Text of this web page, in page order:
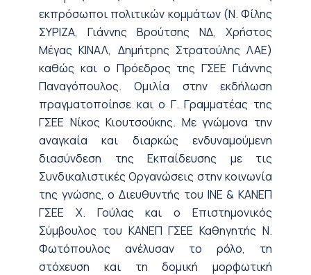
εκπρόσωποι πολιτικών κομμάτων (Ν. Φίλης
ΣΥΡΙΖΑ, Γιάννης Βρούτσης ΝΔ, Χρήστος
Μέγας ΚΙΝΑΛ, Δημήτρης Στρατούλης ΛΑΕ)
καθώς και ο Πρόεδρος της ΓΣΕΕ Γιάννης
Παναγόπουλος. Ομιλία στην εκδήλωση
πραγματοποίησε και ο Γ. Γραμματέας της
ΓΣΕΕ Νίκος Κιουτσούκης. Με γνώμονα την
αναγκαία και διαρκώς ενδυναμούμενη
διασύνδεση της Εκπαίδευσης με τις
Συνδικαλιστικές Οργανώσεις στην κοινωνία
της γνώσης, ο Διευθυντής του ΙΝΕ & ΚΑΝΕΠ
ΓΣΕΕ Χ. Γούλας και ο Επιστημονικός
Σύμβουλος του ΚΑΝΕΠ ΓΣΕΕ Καθηγητής Ν.
Φωτόπουλος ανέλυσαν το ρόλο, τη
στόχευση και τη δομική μορφωτική